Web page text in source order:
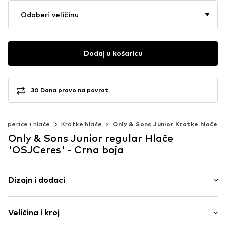
Odaberi veličinu
Dodaj u košaricu
30 Dana pravo na povrat
i hlače Kratke hlače Only & Sons Junior Kratke hlače
Only & Sons Junior regular Hlače
'OSJCeres' - Crna boja
Dizajn i dodaci
Sweat tkanina
Veličina i kroj